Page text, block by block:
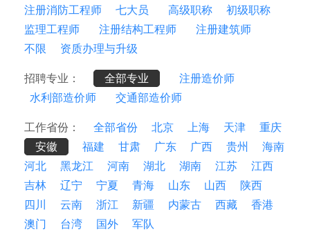
注册消防工程师
七大员 高级职称
初级职称
监理工程师
注册结构工程师
注册建筑师
不限
资质办理与升级
招聘专业： 全部专业
注册造价师
水利部造价师
交通部造价师
工作省份： 全部省份 北京 上海 天津
重庆
安徽
福建 甘肃 广东 广西 贵州
海南
河北
黑龙江 河南 湖北 湖南 江苏
江西
吉林
辽宁 宁夏 青海 山东 山西
陕西
四川
云南 浙江 新疆 内蒙古 西藏
香港
澳门
台湾 国外 军队